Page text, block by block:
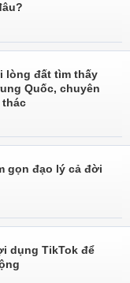
lòng đất tìm thấy
Quốc, chuyên
thác
gọn đạo lý cả đời
dụng TikTok để